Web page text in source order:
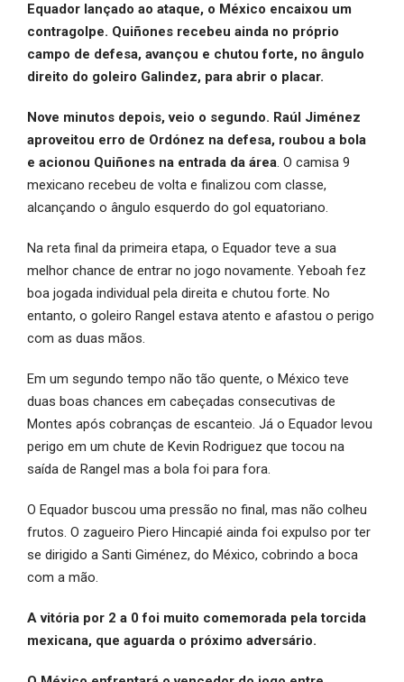
Equador lançado ao ataque, o México encaixou um
contragolpe. Quiñones recebeu ainda no próprio
campo de defesa, avançou e chutou forte, no ângulo
direito do goleiro Galindez, para abrir o placar.
Nove minutos depois, veio o segundo. Raúl Jiménez
aproveitou erro de Ordónez na defesa, roubou a bola
e acionou Quiñones na entrada da área. O camisa 9
mexicano recebeu de volta e finalizou com classe,
alcançando o ângulo esquerdo do gol equatoriano.
Na reta final da primeira etapa, o Equador teve a sua
melhor chance de entrar no jogo novamente. Yeboah fez
boa jogada individual pela direita e chutou forte. No
entanto, o goleiro Rangel estava atento e afastou o perigo
com as duas mãos.
Em um segundo tempo não tão quente, o México teve
duas boas chances em cabeçadas consecutivas de
Montes após cobranças de escanteio. Já o Equador levou
perigo em um chute de Kevin Rodriguez que tocou na
saída de Rangel mas a bola foi para fora.
O Equador buscou uma pressão no final, mas não colheu
frutos. O zagueiro Piero Hincapié ainda foi expulso por ter
se dirigido a Santi Giménez, do México, cobrindo a boca
com a mão.
A vitória por 2 a 0 foi muito comemorada pela torcida
mexicana, que aguarda o próximo adversário.